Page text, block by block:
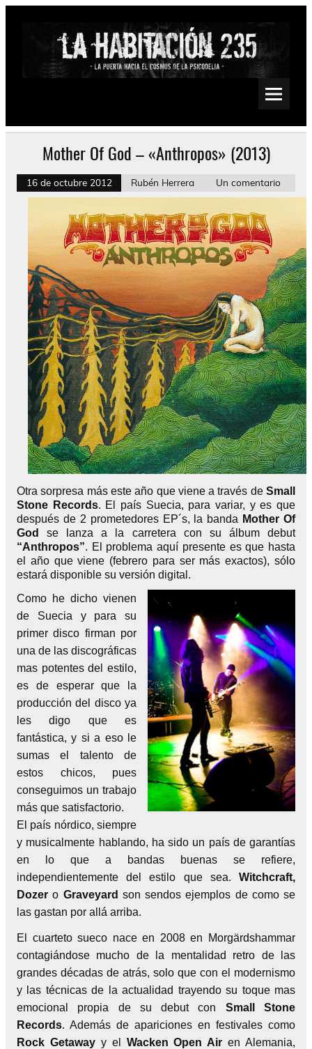
Saltar
Psychedelic, Stoner, Doom, Sludge, Fuzz, Space, Drone
Mother Of God – «Anthropos» (2013)
16 de octubre 2012 Rubén Herrera Un comentario
Otra sorpresa más este año que viene a través de Small
Stone Records. El país Suecia, para variar, y es que
después de 2 prometedores EP´s, la banda Mother Of
God
se lanza a la carretera con su álbum debut
“Anthropos”. El problema aquí presente es que hasta
el año que viene (febrero para ser más exactos), sólo
estará disponible su versión digital.
Como he dicho vienen
de Suecia y para su
primer disco firman por
una de las discográficas
mas potentes del estilo,
es de esperar que la
producción del disco ya
les digo que es
fantástica, y si a eso le
sumas el talento de
estos chicos, pues
conseguimos un trabajo
más que satisfactorio.
El país nórdico, siempre
y musicalmente hablando, ha sido un país de garantías
en lo que a bandas buenas se refiere,
independientemente del estilo que sea. Witchcraft,
Dozer o Graveyard son sendos ejemplos de como se
las gastan por allá arriba.
El cuarteto sueco nace en 2008 en Morgärdshammar
contagiándose mucho de la mentalidad retro de las
grandes décadas de atrás, solo que con el modernismo
y las técnicas de la actualidad trayendo su toque mas
emocional propia de su debut con Small Stone
Records. Además de apariciones en festivales como
Rock Getawayy el Wacken Open Air en Alemania,